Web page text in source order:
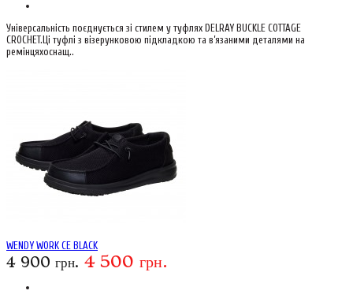
Універсальність поєднується зі стилем у туфлях DELRAY BUCKLE COTTAGE
CROCHET.Ці туфлі з візерунковою підкладкою та в’язаними деталями на
ремінцяхоснащ..
WENDY WORK CE BLACK
4 900 грн. 4 500 грн.